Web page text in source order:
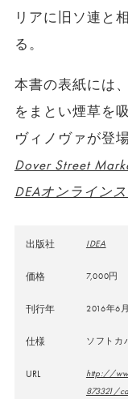
リアに旧ソ連と
る。
本書の表紙には
をまとい煙草を
ヴィノヴァが登
Dover Street
DEAオンライン
出版社 IDEA
価格 7,000円
刊行年 2016年6
仕様 ソフトカ
URL
http://
873321/